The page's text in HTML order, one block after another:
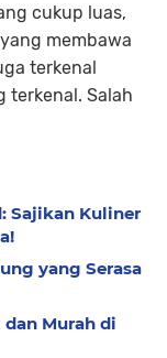
cukup luas,
membawa
terkenal
terkenal. Salah
Sajikan Kuliner
yang Serasa
Murah di